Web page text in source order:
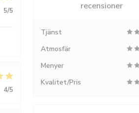
: 5/5
: 4/5
recensioner
Tjänst
Atmosfär
Menyer
Kvalitet/Pris